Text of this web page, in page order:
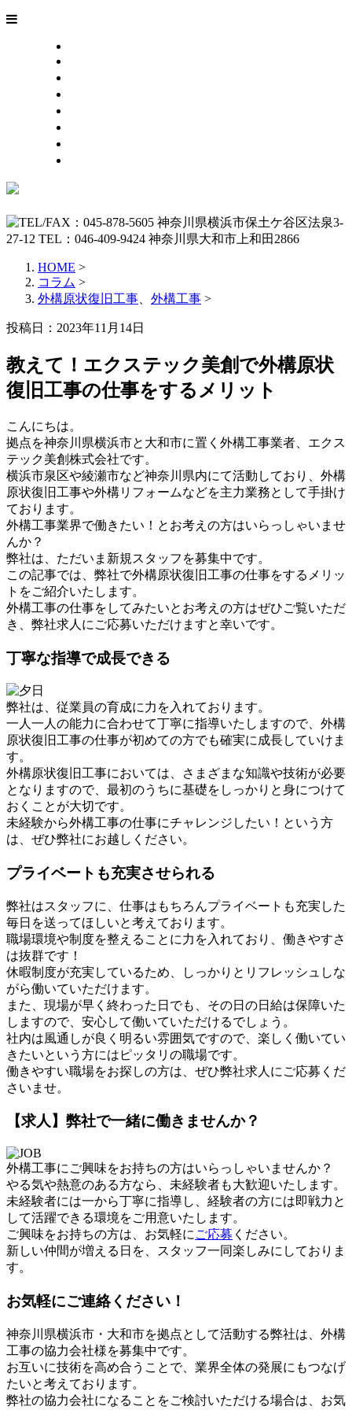
HOME >
コラム >
外構原状復旧工事
外構工事 >
投稿日：2023年11月14日
教えて！エクステック美創で外構原状
復旧工事の仕事をするメリット
こんにちは。
拠点を神奈川県横浜市と大和市に置く外構工事業者、エクス
テック美創株式会社です。
横浜市泉区や綾瀬市など神奈川県内にて活動しており、外構
原状復旧工事や外構リフォームなどを主力業務として手掛け
ております。
外構工事業界で働きたい！とお考えの方はいらっしゃいませ
んか？
弊社は、ただいま新規スタッフを募集中です。
この記事では、弊社で外構原状復旧工事の仕事をするメリッ
トをご紹介いたします。
外構工事の仕事をしてみたいとお考えの方はぜひご覧いただ
き、弊社求人にご応募いただけますと幸いです。
丁寧な指導で成長できる
弊社は、従業員の育成に力を入れております。
一人一人の能力に合わせて丁寧に指導いたしますので、外構
原状復旧工事の仕事が初めての方でも確実に成長していけま
す。
外構原状復旧工事においては、さまざまな知識や技術が必要
となりますので、最初のうちに基礎をしっかりと身につけて
おくことが大切です。
未経験から外構工事の仕事にチャレンジしたい！という方
は、ぜひ弊社にお越しください。
プライベートも充実させられる
弊社はスタッフに、仕事はもちろんプライベートも充実した
毎日を送ってほしいと考えております。
職場環境や制度を整えることに力を入れており、働きやすさ
は抜群です！
休暇制度が充実しているため、しっかりとリフレッシュしな
がら働いていただけます。
また、現場が早く終わった日でも、その日の日給は保障いた
しますので、安心して働いていただけるでしょう。
社内は風通しが良く明るい雰囲気ですので、楽しく働いてい
きたいという方にはピッタリの職場です。
働きやすい職場をお探しの方は、ぜひ弊社求人にご応募くだ
さいませ。
【求人】弊社で一緒に働きませんか？
外構工事にご興味をお持ちの方はいらっしゃいませんか？
やる気や熱意のある方なら、未経験者も大歓迎いたします。
未経験者には一から丁寧に指導し、経験者の方には即戦力と
して活躍できる環境をご用意いたします。
ご興味をお持ちの方は、お気軽に ご応募 ください。
新しい仲間が増える日を、スタッフ一同楽しみにしておりま
す。
お気軽にご連絡ください！
神奈川県横浜市・大和市を拠点として活動する弊社は、外構
工事の協力会社様を募集中です。
お互いに技術を高め合うことで、業界全体の発展にもつなげ
たいと考えております。
弊社の協力会社になることをご検討いただける場合は、お気